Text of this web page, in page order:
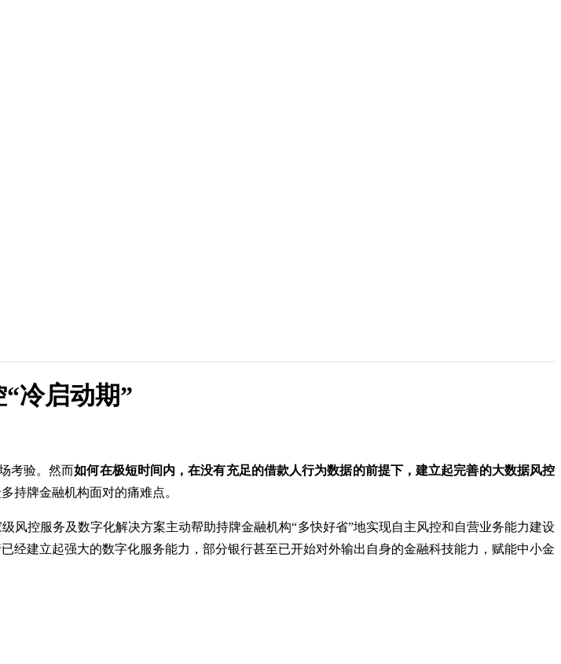
冷启动期”
考验。然而如何在极短时间内，在没有充足的借款人行为数据的前提下，建立起完善的大数据风控
持牌金融机构面对的痛难点。
控服务及数字化解决方案主动帮助持牌金融机构“多快好省”地实现自主风控和自营业务能力建设
经建立起强大的数字化服务能力，部分银行甚至已开始对外输出自身的金融科技能力，赋能中小金